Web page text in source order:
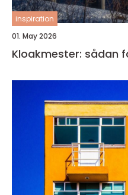
inspiration
01. May 2026
Kloakmester: sådan